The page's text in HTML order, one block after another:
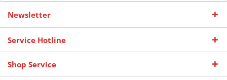
Newsletter
Service Hotline
Shop Service